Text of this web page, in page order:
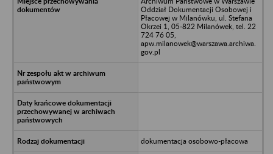
Oddział Dokumentacji Osobowej i
Płacowej w Milanówku, ul. Stefana
Okrzei 1, 05-822 Milanówek, tel. 22
724 76 05,
apw.milanowek@warszawa.archiwa.
gov.pl
dokumentacja osobowo-płacowa